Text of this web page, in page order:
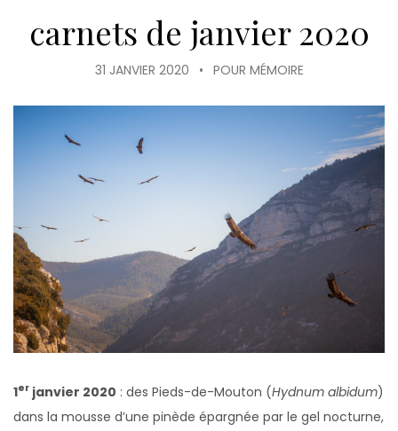
carnets de janvier 2020
31 JANVIER 2020 • POUR MÉMOIRE
1er janvier 2020 : des Pieds-de-Mouton (Hydnum albidum)
dans la mousse d’une pinède épargnée par le gel nocturne,